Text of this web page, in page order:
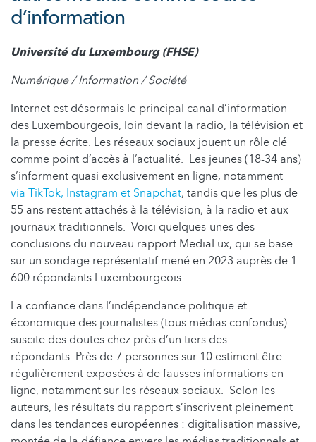
d’information
Université du Luxembourg (FHSE)
Numérique / Information / Société
Internet est désormais le principal canal d’information
des Luxembourgeois, loin devant la radio, la télévision et
la presse écrite. Les réseaux sociaux jouent un rôle clé
comme point d’accès à l’actualité. Les jeunes (18-34 ans)
s’informent quasi exclusivement en ligne, notamment
via TikTok, Instagram et Snapchat, tandis que les plus de
55 ans restent attachés à la télévision, à la radio et aux
journaux traditionnels. Voici quelques-unes des
conclusions du nouveau rapport MediaLux, qui se base
sur un sondage représentatif mené en 2023 auprès de 1
600 répondants Luxembourgeois.
La confiance dans l’indépendance politique et
économique des journalistes (tous médias confondus)
suscite des doutes chez près d’un tiers des
répondants. Près de 7 personnes sur 10 estiment être
régulièrement exposées à de fausses informations en
ligne, notamment sur les réseaux sociaux. Selon les
auteurs, les résultats du rapport s’inscrivent pleinement
dans les tendances européennes : digitalisation massive,